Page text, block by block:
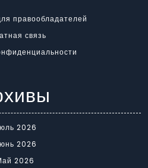
правообладателей
связь
2026
2026
2026